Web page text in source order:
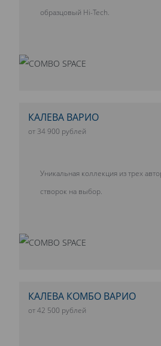
образцовый Hi-Tech.
КАЛЕВА ВАРИО
от 34 900 рублей
Уникальная коллекция из трех
створок на выбор.
КАЛЕВА КОМБО ВАРИО
от 42 500 рублей